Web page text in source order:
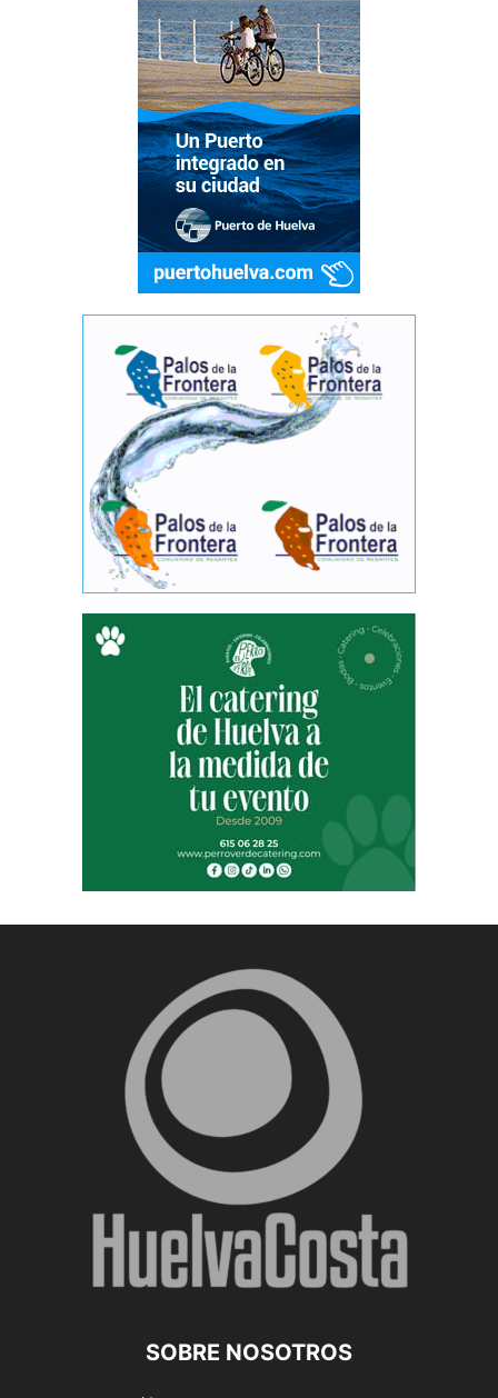
SOBRE NOSOTROS